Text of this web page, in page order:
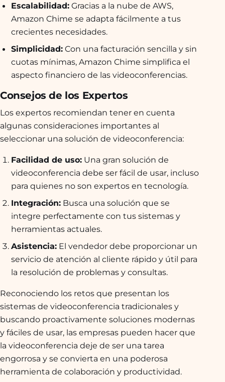
Escalabilidad:Gracias a la nube de AWS,
Amazon Chime se adapta fácilmente a tus
crecientes necesidades.
Simplicidad:Con una facturación sencilla y sin
cuotas mínimas, Amazon Chime simplifica el
aspecto financiero de las videoconferencias.
Consejos de los Expertos
Los expertos recomiendan tener en cuenta
algunas consideraciones importantes al
seleccionar una solución de videoconferencia:
Facilidad de uso:Una gran solución de
videoconferencia debe ser fácil de usar, incluso
para quienes no son expertos en tecnología.
Integración:Busca una solución que se
integre perfectamente con tus sistemas y
herramientas actuales.
Asistencia:El vendedor debe proporcionar un
servicio de atención al cliente rápido y útil para
la resolución de problemas y consultas.
Reconociendo los retos que presentan los
sistemas de videoconferencia tradicionales y
buscando proactivamente soluciones modernas
y fáciles de usar, las empresas pueden hacer que
la videoconferencia deje de ser una tarea
engorrosa y se convierta en una poderosa
herramienta de colaboración y productividad.